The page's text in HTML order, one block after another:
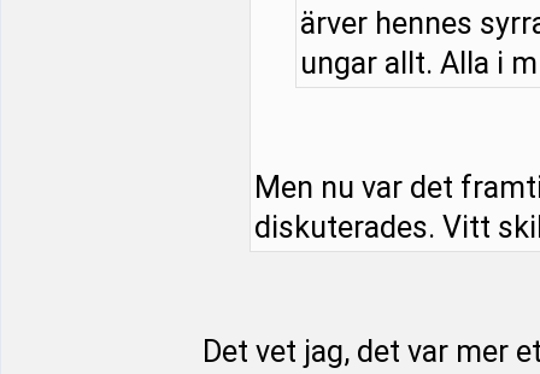
ärver hennes
ungar allt. Alla i
Men nu var det
diskuterades. Vitt
Det vet jag, det var mer